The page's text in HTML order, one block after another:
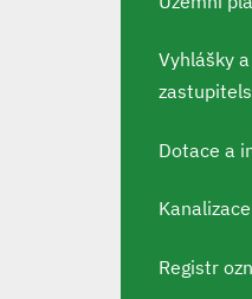
Vyhlášky
Dotace a
Kanalizace
Registr